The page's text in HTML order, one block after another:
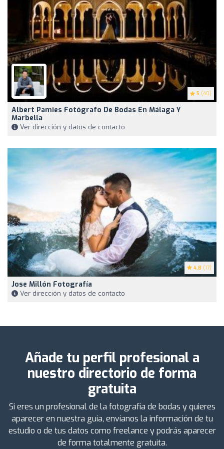
5 (40)
Albert Pamies Fotógrafo De Bodas En Málaga Y
Marbella
Ver dirección y datos de contacto
4.8 (17)
Jose Millón Fotografía
Ver dirección y datos de contacto
Añade tu perfil profesional a
nuestro directorio de forma
gratuita
Si eres un profesional de la fotografía de bodas y quieres
aparecer en nuestra guía, envíanos la información de tu
estudio o de tus datos como freelance y podrás aparecer
de forma totalmente gratuita.